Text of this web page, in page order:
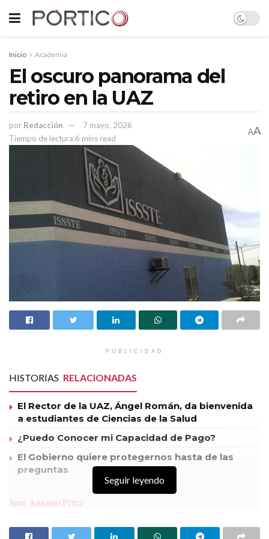
Inicio Academia
El oscuro panorama del
retiro en la UAZ
por Redacción
7 mayo, 2026
Tiempo de lectura:6 mins read
AA
PUBLICIDAD
HISTORIAS RELACIONADAS
El Rector de la UAZ, Ángel Román, da bienvenida
a estudiantes de Ciencias de la Salud
¿Puedo Conocer mi Capacidad de Pago?
El Gobierno quiere protegernos hasta de las
preguntas
Juan Antonio Pérez
Un derecho no es algo que se te otorga;
Seguir leyendo